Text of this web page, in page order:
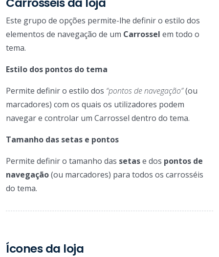
Este grupo de opções permite-lhe definir o estilo dos
elementos de navegação de um Carrossel em todo o
tema.
Estilo dos pontos do tema
Permite definir o estilo dos “pontos de navegação”(ou
marcadores) com os quais os utilizadores podem
navegar e controlar um Carrossel dentro do tema.
Tamanho das setas e pontos
Permite definir o tamanho das setase dos pontos de
navegação(ou marcadores) para todos os carrosséis
do tema.
Ícones da loja